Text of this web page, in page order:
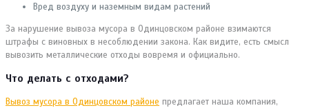
Вред воздуху и наземным видам растений
За нарушение вывоза мусора в Одинцовском районе взимаются
штрафы с виновных в несоблюдении закона. Как видите, есть смысл
вывозить металлические отходы вовремя и официально.
Что делать с отходами?
Вывоз мусора в Одинцовском районе предлагает наша компания,